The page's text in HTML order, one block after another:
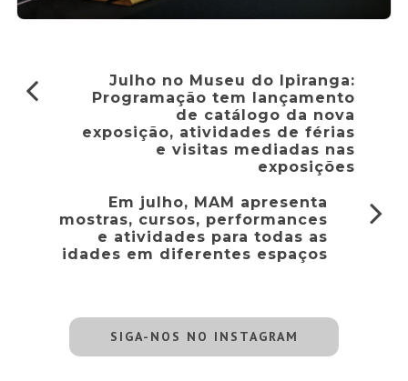
Julho no Museu do Ipiranga:
Programação tem lançamento
de catálogo da nova
exposição, atividades de férias
e visitas mediadas nas
exposições
Em julho, MAM apresenta
mostras, cursos, performances
e atividades para todas as
idades em diferentes espaços
SIGA-NOS NO INSTAGRAM